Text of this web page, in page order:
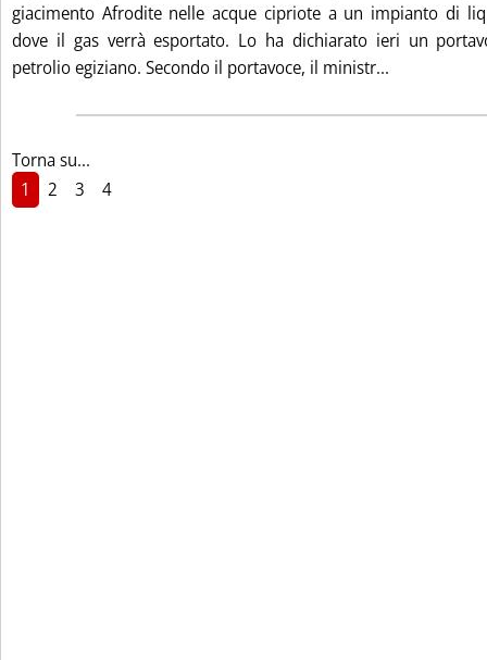
giacimento Afrodite nelle acque cipriote a un impianto di
dove il gas verrà esportato. Lo ha dichiarato ieri un
petrolio egiziano. Secondo il portavoce, il ministr...
Torna su...
1
2 3 4